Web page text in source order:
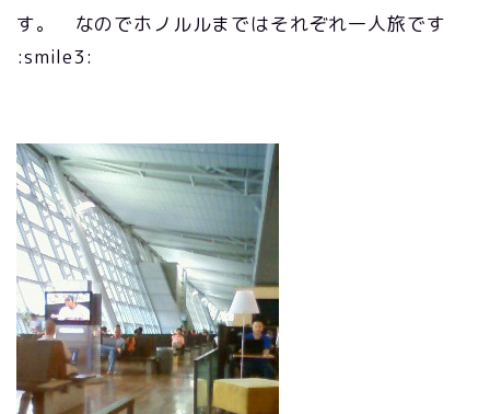
す。 なのでホノルルまではそれぞれ一人旅です
:smile3: